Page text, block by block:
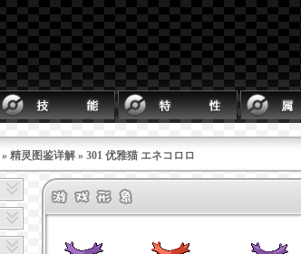
» 精灵图鉴详解 » 301 优雅猫 エネコロロ